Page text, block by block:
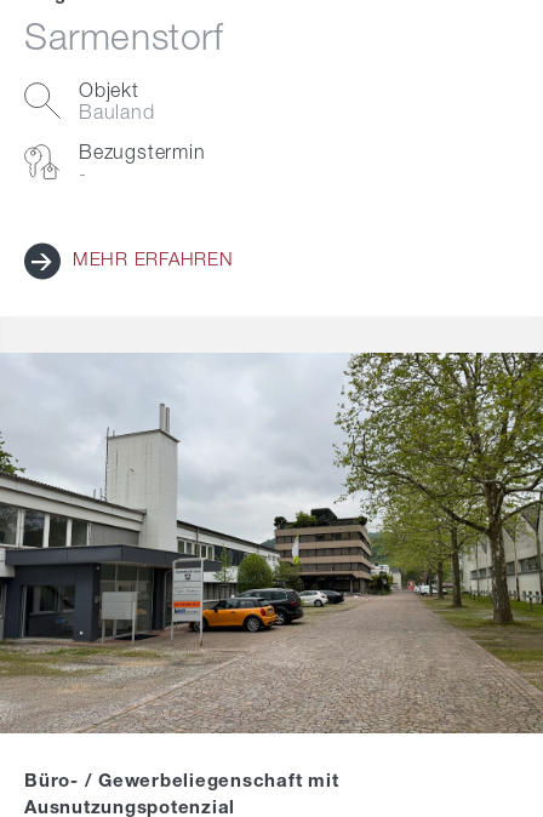
Sarmenstorf
Objekt
Bauland
Bezugstermin
-
MEHR ERFAHREN
Büro- / Gewerbeliegenschaft mit
Ausnutzungspotenzial